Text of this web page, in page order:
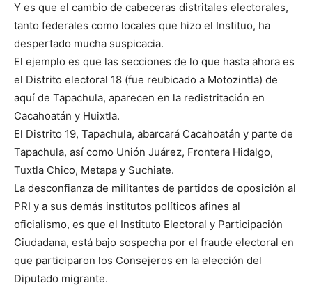
Y es que el cambio de cabeceras distritales electorales,
tanto federales como locales que hizo el Instituo, ha
despertado mucha suspicacia.
El ejemplo es que las secciones de lo que hasta ahora es
el Distrito electoral 18 (fue reubicado a Motozintla) de
aquí de Tapachula, aparecen en la redistritación en
Cacahoatán y Huixtla.
El Distrito 19, Tapachula, abarcará Cacahoatán y parte de
Tapachula, así como Unión Juárez, Frontera Hidalgo,
Tuxtla Chico, Metapa y Suchiate.
La desconfianza de militantes de partidos de oposición al
PRI y a sus demás institutos políticos afines al
oficialismo, es que el Instituto Electoral y Participación
Ciudadana, está bajo sospecha por el fraude electoral en
que participaron los Consejeros en la elección del
Diputado migrante.